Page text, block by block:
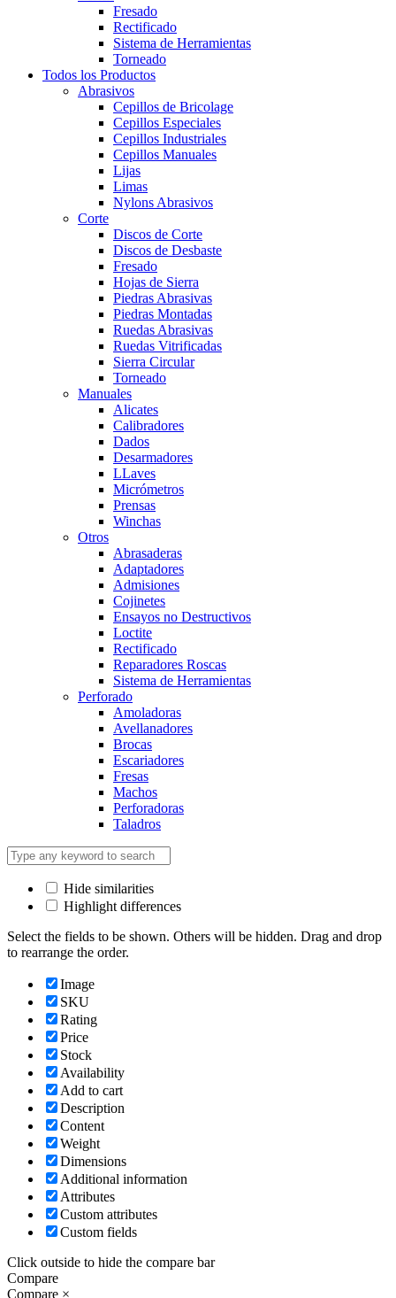
Fresado
Rectificado
Sistema de Herramientas
Torneado
Todos los Productos
Abrasivos
Cepillos de Bricolage
Cepillos Especiales
Cepillos Industriales
Cepillos Manuales
Lijas
Limas
Nylons Abrasivos
Corte
Discos de Corte
Discos de Desbaste
Fresado
Hojas de Sierra
Piedras Abrasivas
Piedras Montadas
Ruedas Abrasivas
Ruedas Vitrificadas
Sierra Circular
Torneado
Manuales
Alicates
Calibradores
Dados
Desarmadores
LLaves
Micrómetros
Prensas
Winchas
Otros
Abrasaderas
Adaptadores
Admisiones
Cojinetes
Ensayos no Destructivos
Loctite
Rectificado
Reparadores Roscas
Sistema de Herramientas
Perforado
Amoladoras
Avellanadores
Brocas
Escariadores
Fresas
Machos
Perforadoras
Taladros
Hide similarities
Highlight differences
Select the fields to be shown. Others will be hidden. Drag and drop
to rearrange the order.
Image
SKU
Rating
Price
Stock
Availability
Add to cart
Description
Content
Weight
Dimensions
Additional information
Attributes
Custom attributes
Custom fields
Click outside to hide the compare bar
Compare
Compare ×